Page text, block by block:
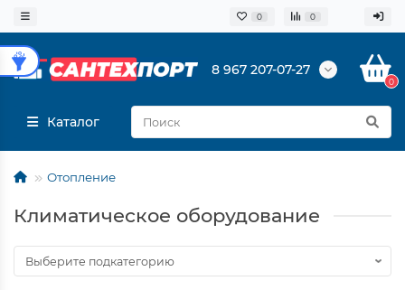
0 0
8 967 207-07-27
0
Каталог
Отопление
Климатическое оборудование